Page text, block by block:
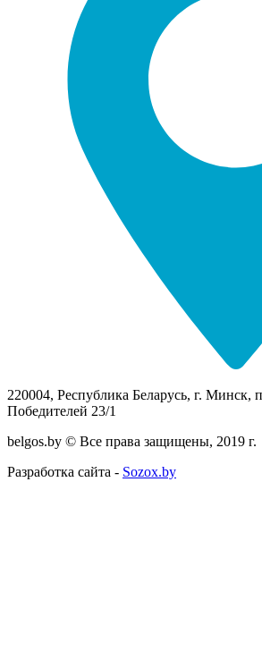
220004, Республика Беларусь, г. Минск,
Победителей 23/1
belgos.by © Все права защищены, 2019 г.
Разработка сайта - Sozox.by